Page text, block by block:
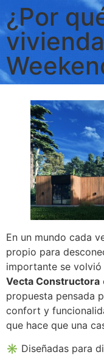
¿Por
En un mundo cada
propio para
importante se volvió
Vecta Constructora
propuesta pensada
confort y
que hace que una
✳️ Diseñadas para